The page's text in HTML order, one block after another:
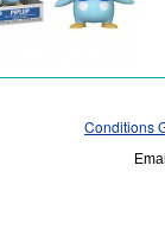
Conditions